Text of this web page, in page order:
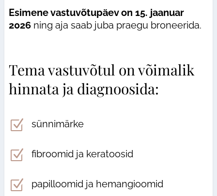
Esimene vastuvõtupäev on 15. jaanuar
2026ning aja saab juba praegu broneerida.
Tema vastuvõtul on võimalik
hinnata ja diagnoosida:
Z sünnimärke
Z fibroomid ja keratoosid
Z papilloomid ja hemangioomid